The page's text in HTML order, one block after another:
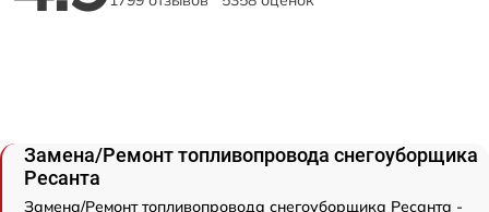
Замена/Pемонт топливопровода снегоуборщика
Ресанта
Замена/Pемонт топливопровода снегоуборщика Ресанта -